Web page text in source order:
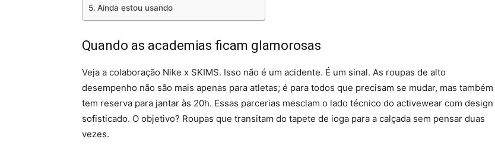
Ainda estou usando
Quando as academias ficam glamorosas
Veja a colaboração Nike x SKIMS. Isso não é um acidente. É um sinal. As roupas de alto
desempenho não são mais apenas para atletas; é para todos que precisam se mudar, mas também
tem reserva para jantar às 20h. Essas parcerias mesclam o lado técnico do activewear com design
sofisticado. O objetivo? Roupas que transitam do tapete de ioga para a calçada sem pensar duas
vezes.